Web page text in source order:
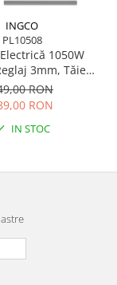
INGCO
PL10508
1050W
3mm, Tăiere
16.000 rpm
RON
RON
IN STOC